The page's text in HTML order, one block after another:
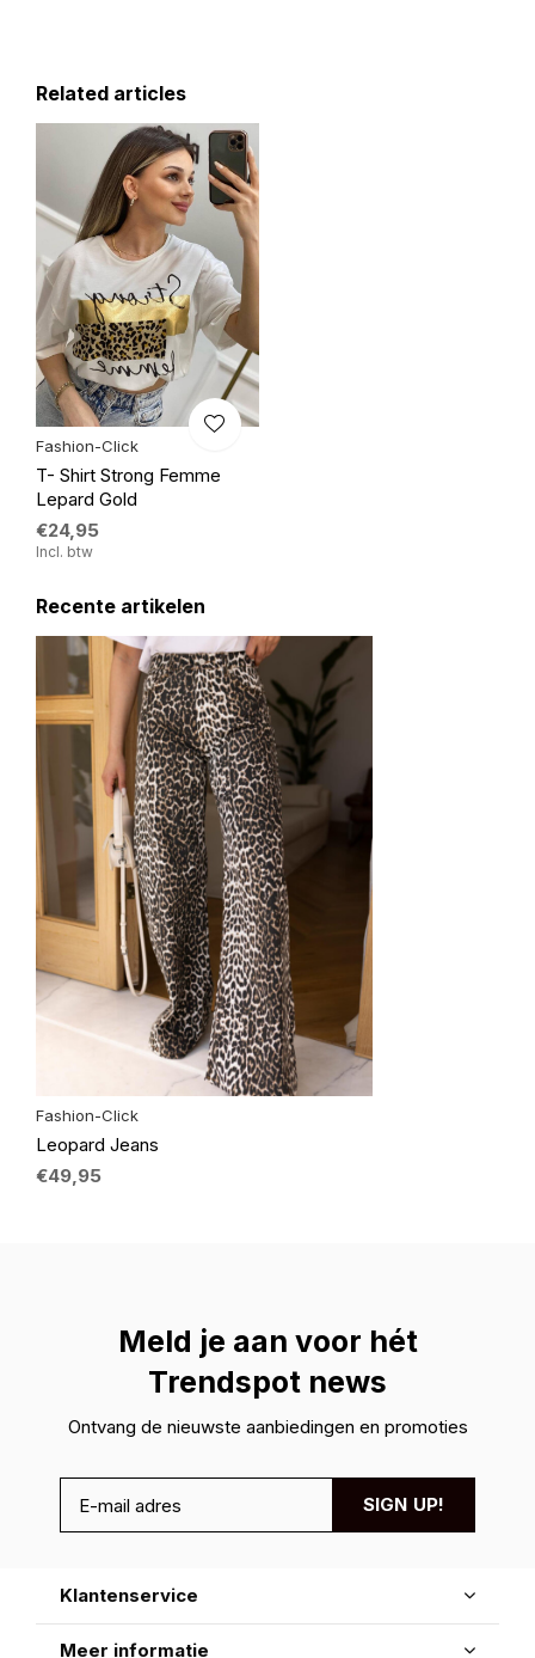
Related articles
Fashion-Click
T- Shirt Strong Femme
Lepard Gold
€24,95
Incl. btw
Recente artikelen
Fashion-Click
Leopard Jeans
€49,95
Meld je aan voor hét
Trendspot news
Ontvang de nieuwste aanbiedingen en promoties
SIGN UP!
Klantenservice
Meer informatie